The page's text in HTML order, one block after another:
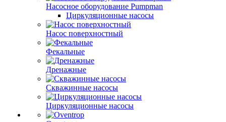
Насосное оборудование Pumpman
Циркуляционные насосы
Насос поверхностный
Фекальные
Дренажные
Скважинные насосы
Циркуляционные насосы